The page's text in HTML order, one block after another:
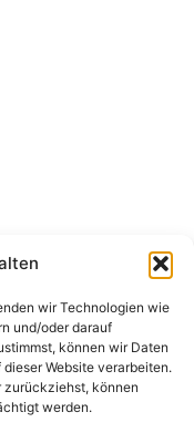
wir Technologien wie
und/oder darauf
können wir Daten
Website verarbeiten.
zurückziehst, können
werden.